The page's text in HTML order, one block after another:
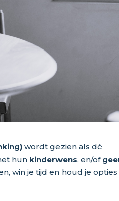
wordt gezien als dé
hun kinderwens, en/of
win je tijd en houd je opties